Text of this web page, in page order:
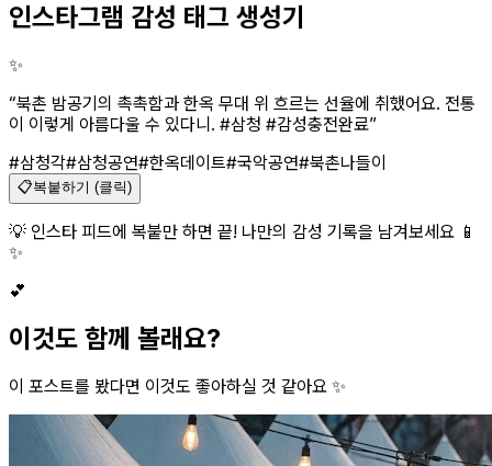
인스타그램 감성 태그 생성기
✨
“북촌 밤공기의 촉촉함과 한옥 무대 위 흐르는 선율에 취했어요. 전통
이 이렇게 아름다울 수 있다니. #삼청 #감성충전완료”
#삼청각#삼청공연#한옥데이트#국악공연#북촌나들이
📋복붙하기 (클릭)
💡 인스타 피드에 복붙만 하면 끝! 나만의 감성 기록을 남겨보세요 📱
✨
💕
이것도 함께 볼래요?
이 포스트를 봤다면 이것도 좋아하실 것 같아요 ✨